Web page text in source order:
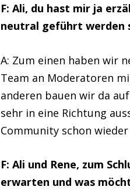
F: Ali, du hast mir ja
neutral geführt werden
A: Zum einen haben wir
Team an Moderatoren
anderen bauen wir da
sehr in eine Richtung
Community schon
F: Ali und Rene, zum
erwarten und was